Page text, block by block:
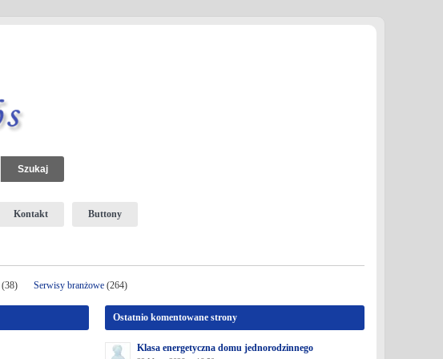
Kontakt Buttony
(38) Serwisy branżowe (264)
Ostatnio komentowane strony
Klasa energetyczna domu jednorodzinnego